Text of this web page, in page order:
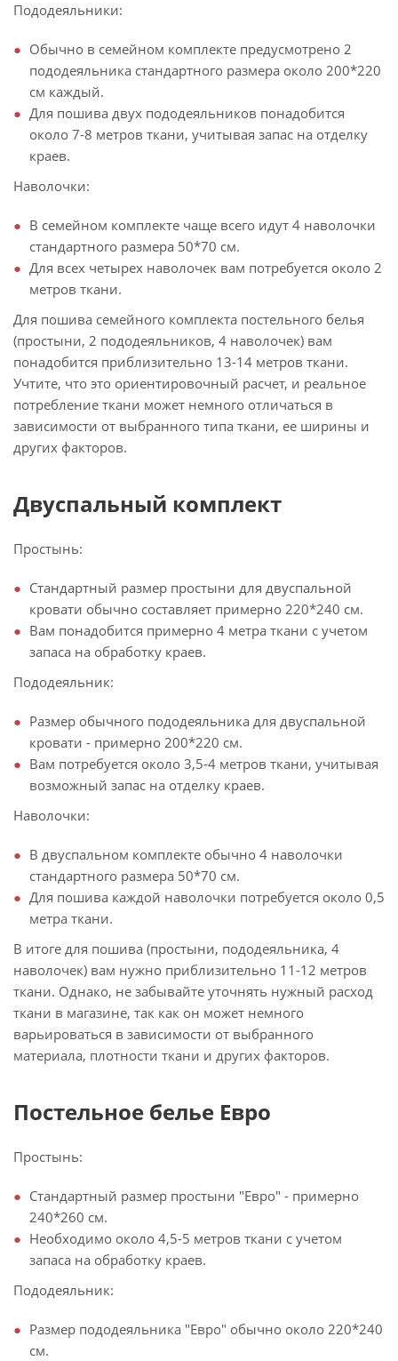
Пододеяльники:
Обычно в семейном комплекте предусмотрено 2
пододеяльника стандартного размера около 200*220
см каждый.
Для пошива двух пододеяльников понадобится
около 7-8 метров ткани, учитывая запас на отделку
краев.
Наволочки:
В семейном комплекте чаще всего идут 4 наволочки
стандартного размера 50*70 см.
Для всех четырех наволочек вам потребуется около 2
метров ткани.
Для пошива семейного комплекта постельного белья
(простыни, 2 пододеяльников, 4 наволочек) вам
понадобится приблизительно 13-14 метров ткани.
Учтите, что это ориентировочный расчет, и реальное
потребление ткани может немного отличаться в
зависимости от выбранного типа ткани, ее ширины и
других факторов.
Двуспальный комплект
Простынь:
Стандартный размер простыни для двуспальной
кровати обычно составляет примерно 220*240 см.
Вам понадобится примерно 4 метра ткани с учетом
запаса на обработку краев.
Пододеяльник:
Размер обычного пододеяльника для двуспальной
кровати - примерно 200*220 см.
Вам потребуется около 3,5-4 метров ткани, учитывая
возможный запас на отделку краев.
Наволочки:
В двуспальном комплекте обычно 4 наволочки
стандартного размера 50*70 см.
Для пошива каждой наволочки потребуется около 0,5
метра ткани.
В итоге для пошива (простыни, пододеяльника, 4
наволочек) вам нужно приблизительно 11-12 метров
ткани. Однако, не забывайте уточнять нужный расход
ткани в магазине, так как он может немного
варьироваться в зависимости от выбранного
материала, плотности ткани и других факторов.
Постельное белье Евро
Простынь:
Стандартный размер простыни "Евро" - примерно
240*260 см.
Необходимо около 4,5-5 метров ткани с учетом
запаса на обработку краев.
Пододеяльник:
Размер пододеяльника "Евро" обычно около 220*240
см.